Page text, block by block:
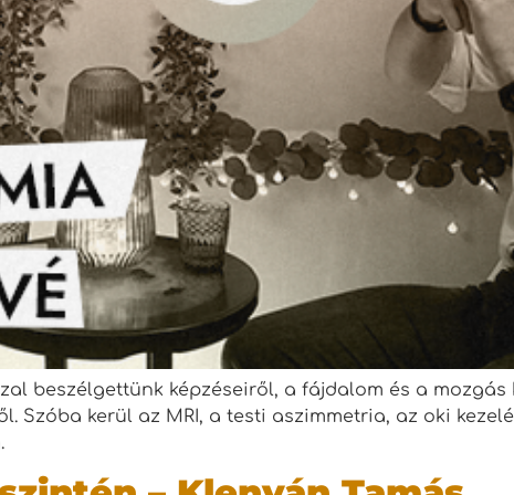
beszélgettünk képzéseiről, a fájdalom és a
Szóba kerül az MRI, a testi aszimmetria, az oki